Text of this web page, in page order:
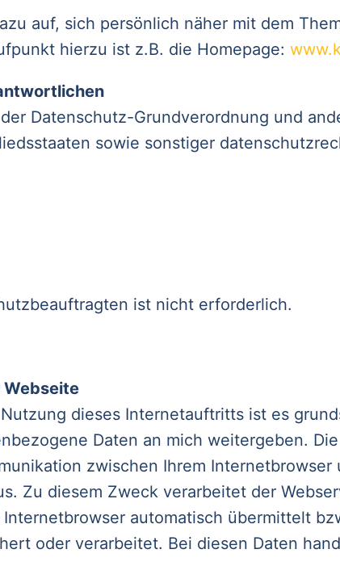
auf, sich persönlich näher mit dem
hierzu ist z.B. die Homepage:
Datenschutz-Grundverordnung und
sowie sonstiger
ist nicht erforderlich.
dieses Internetauftritts ist es
Daten an mich weitergeben.
zwischen Ihrem Internetbrowser
Zu diesem Zweck verarbeitet der
automatisch übermittelt
oder verarbeitet. Bei diesen Daten